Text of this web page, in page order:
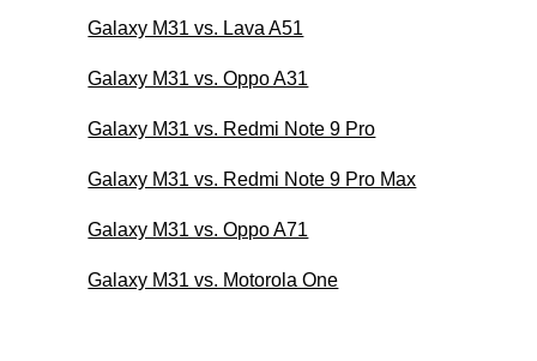
Galaxy M31 vs. Lava A51
Galaxy M31 vs. Oppo A31
Galaxy M31 vs. Redmi Note 9 Pro
Galaxy M31 vs. Redmi Note 9 Pro Max
Galaxy M31 vs. Oppo A71
Galaxy M31 vs. Motorola One